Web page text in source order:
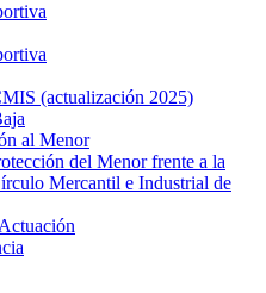
(actualización 2025)
al Menor
del Menor frente a la
Mercantil e Industrial de